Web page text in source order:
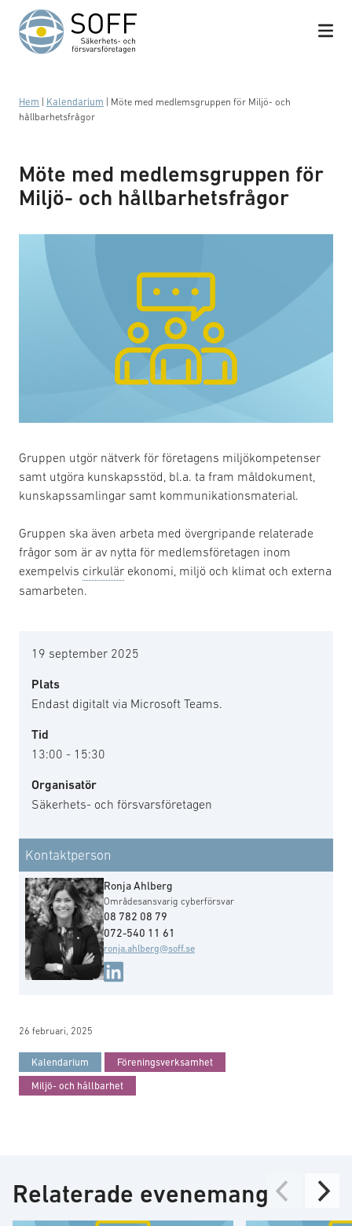
Hoppa till innehåll
Hem Kalendarium
Möte med medlemsgruppen för Miljö- och
hållbarhetsfrågor
Möte med medlemsgruppen för
Miljö- och hållbarhetsfrågor
Gruppen utgör nätverk för företagens miljökompetenser
samt utgöra kunskapsstöd, bl.a. ta fram måldokument,
kunskapssamlingar samt kommunikationsmaterial.
Gruppen ska även arbeta med övergripande relaterade
frågor som är av nytta för medlemsföretagen inom
exempelvis cirkulär ekonomi, miljö och klimat och externa
samarbeten.
19 september 2025
Plats
Endast digitalt via Microsoft Teams.
Tid
13:00 - 15:30
Organisatör
Säkerhets- och försvarsföretagen
Kontaktperson
Ronja Ahlberg
Områdesansvarig cyberförsvar
08 782 08 79
072-540 11 61
ronja.ahlberg@soff.se
26 februari, 2025
Kalendarium Föreningsverksamhet
Miljö- och hållbarhet
Relaterade evenemang